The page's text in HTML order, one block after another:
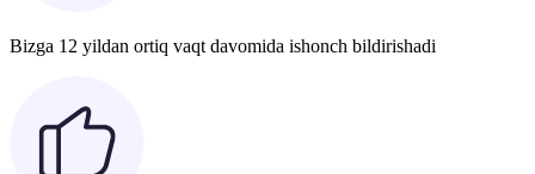
Bizga 12 yildan ortiq vaqt davomida ishonch bildirishadi